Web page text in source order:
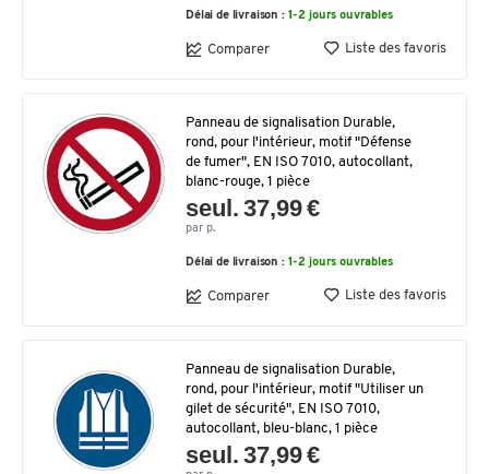
Délai de livraison : 1-2 jours ouvrables
Comparer Liste des favoris
Panneau de signalisation Durable,
rond, pour l'intérieur, motif "Défense
de fumer", EN ISO 7010, autocollant,
blanc-rouge, 1 pièce
seul. 37,99 €
par p.
Délai de livraison : 1-2 jours ouvrables
Comparer Liste des favoris
Panneau de signalisation Durable,
rond, pour l'intérieur, motif "Utiliser un
gilet de sécurité", EN ISO 7010,
autocollant, bleu-blanc, 1 pièce
seul. 37,99 €